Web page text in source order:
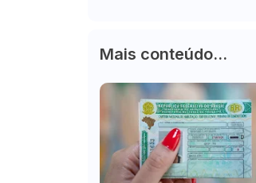
Mais conteúdo...